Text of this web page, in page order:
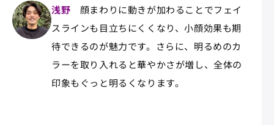
浅野
顔まわりに動きが加わることでフェイ
スラインも目立ちにくくなり、小顔効果も期
待できるのが魅力です。さらに、明るめのカ
ラーを取り入れると華やかさが増し、全体の
印象もぐっと明るくなります。